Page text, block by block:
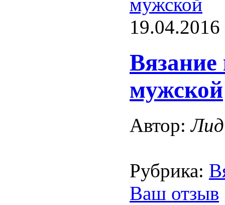
19.04.2016
мужской
Автор:
Рубрика:
Ваш отзыв